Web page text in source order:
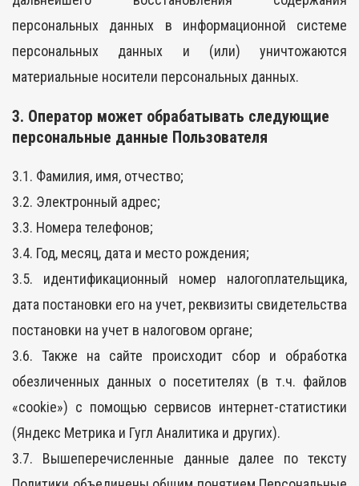
персональных данных в информационной системе
персональных данных и (или) уничтожаются
материальные носители персональных данных.
3. Оператор может обрабатывать следующие
персональные данные Пользователя
3.1. Фамилия, имя, отчество;
3.2. Электронный адрес;
3.3. Номера телефонов;
3.4. Год, месяц, дата и место рождения;
3.5. идентификационный номер налогоплательщика,
дата постановки его на учет, реквизиты свидетельства
постановки на учет в налоговом органе;
3.6. Также на сайте происходит сбор и обработка
обезличенных данных о посетителях (в т.ч. файлов
«cookie») с помощью сервисов интернет-статистики
(Яндекс Метрика и Гугл Аналитика и других).
3.7. Вышеперечисленные данные далее по тексту